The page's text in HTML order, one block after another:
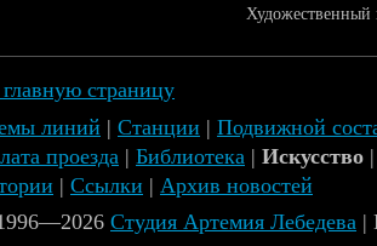
Художественный
страницу
линий | Станции | Подвижной
проезда | Библиотека | Искусство
| Ссылки | Архив новостей
Студия Артемия Лебедева |